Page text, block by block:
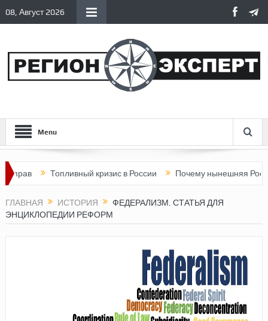
08, Август 2026
Menu
Топливный кризис в России Почему нынешняя Россия
ГЛАВНАЯ ИСТОРИЯ
ФЕДЕРАЛИЗМ. СТАТЬЯ ДЛЯ
ЭНЦИКЛОПЕДИИ РЕФОРМ